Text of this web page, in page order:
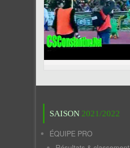
SAISON 2021/2022
ÉQUIPE PRO